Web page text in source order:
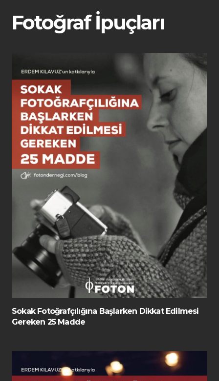
Fotoğraf İpuçları
Sokak Fotoğrafçılığına Başlarken Dikkat Edilmesi
Gereken 25 Madde